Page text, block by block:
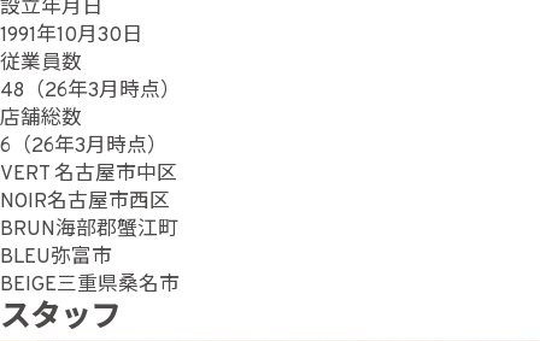
設立年月日
1991年10月30日
従業員数
48（26年3月時点）
店舗総数
6（26年3月時点）
VERT 名古屋市中区
NOIR名古屋市西区
BRUN海部郡蟹江町
BLEU弥富市
BEIGE三重県桑名市
スタッフ